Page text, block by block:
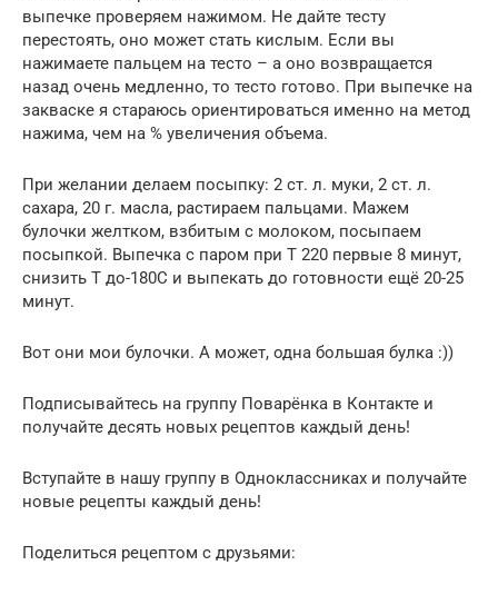
выпечке проверяем нажимом. Не дайте тесту
перестоять, оно может стать кислым. Если вы
нажимаете пальцем на тесто – а оно возвращается
назад очень медленно, то тесто готово. При выпечке на
закваске я стараюсь ориентироваться именно на метод
нажима, чем на % увеличения объема.
При желании делаем посыпку: 2 ст. л. муки, 2 ст. л.
сахара, 20 г. масла, растираем пальцами. Мажем
булочки желтком, взбитым с молоком, посыпаем
посыпкой. Выпечка с паром при Т 220 первые 8 минут,
снизить Т до-180С и выпекать до готовности ещё 20-25
минут.
Вот они мои булочки. А может, одна большая булка :))
Подписывайтесь на группу Поварёнка в Контакте и
получайте десять новых рецептов каждый день!
Вступайте в нашу группу в Одноклассниках и получайте
новые рецепты каждый день!
Поделиться рецептом с друзьями: